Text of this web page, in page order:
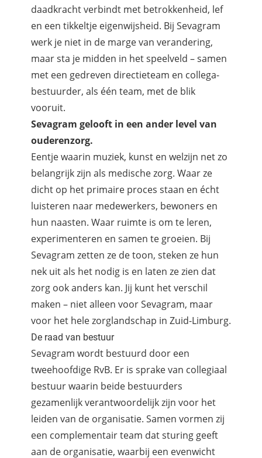
daadkracht verbindt met betrokkenheid, lef
en een tikkeltje eigenwijsheid. Bij Sevagram
werk je niet in de marge van verandering,
maar sta je midden in het speelveld – samen
met een gedreven directieteam en collega-
bestuurder, als één team, met de blik
vooruit.
Sevagram gelooft in een ander level van
ouderenzorg.
Eentje waarin muziek, kunst en welzijn net zo
belangrijk zijn als medische zorg. Waar ze
dicht op het primaire proces staan en écht
luisteren naar medewerkers, bewoners en
hun naasten. Waar ruimte is om te leren,
experimenteren en samen te groeien. Bij
Sevagram zetten ze de toon, steken ze hun
nek uit als het nodig is en laten ze zien dat
zorg ook anders kan. Jij kunt het verschil
maken – niet alleen voor Sevagram, maar
voor het hele zorglandschap in Zuid-Limburg.
De raad van bestuur
Sevagram wordt bestuurd door een
tweehoofdige RvB. Er is sprake van collegiaal
bestuur waarin beide bestuurders
gezamenlijk verantwoordelijk zijn voor het
leiden van de organisatie. Samen vormen zij
een complementair team dat sturing geeft
aan de organisatie, waarbij een evenwicht